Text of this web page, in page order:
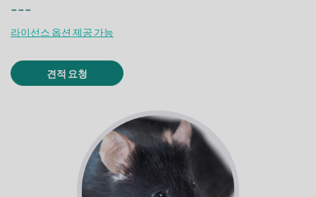
---
라이선스 옵션 제공 가능
견적 요청